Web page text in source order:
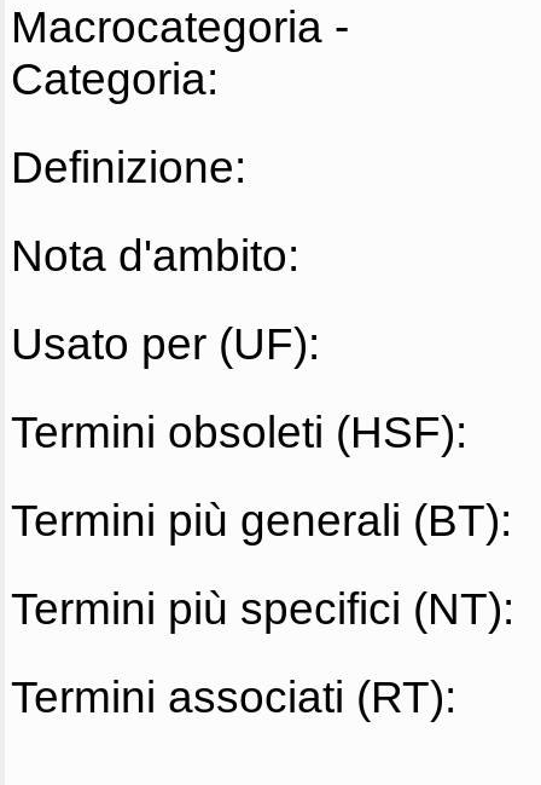
Macrocategoria -
Categoria:
Definizione:
Nota d'ambito:
Usato per (UF):
Termini obsoleti (HSF):
Termini più generali (BT):
Termini più specifici (NT):
Termini associati (RT):